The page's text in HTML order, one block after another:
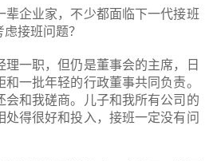
辈企业家，不少都面临下一代接班
接班问题？
一职，但仍是董事会的主席，日
一批年轻的行政董事共同负责。
会和我磋商。儿子和我所有公司的
得很好和投入，接班一定没有问